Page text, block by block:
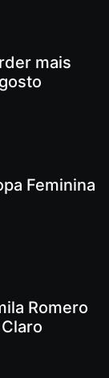
mais
Feminina
Romero